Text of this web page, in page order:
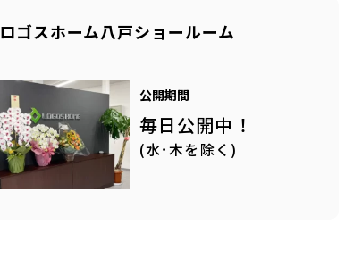
ロゴスホーム八戸ショールーム
公開期間
毎日公開中！
(水･木を除く)